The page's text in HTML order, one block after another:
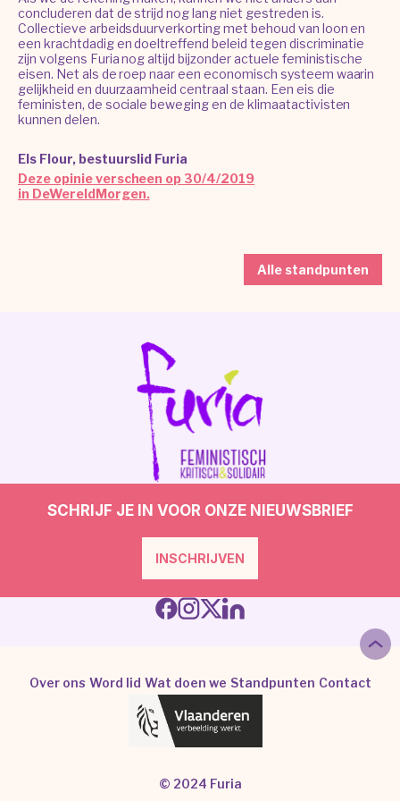
concluderen dat de strijd nog lang niet gestreden is.
Collectieve arbeidsduurverkorting met behoud van loon en
een krachtdadig en doeltreffend beleid tegen discriminatie
zijn volgens Furia nog altijd bijzonder actuele feministische
eisen. Net als de roep naar een economisch systeem waarin
gelijkheid en duurzaamheid centraal staan. Een eis die
feministen, de sociale beweging en de klimaatactivisten
kunnen delen.
Els Flour, bestuurslid Furia
Deze opinie verscheen op 30/4/2019
in DeWereldMorgen.
Alle standpunten
SCHRIJF JE IN VOOR ONZE NIEUWSBRIEF
INSCHRIJVEN
Over ons Word lid Wat doen we Standpunten Contact
© 2024 Furia